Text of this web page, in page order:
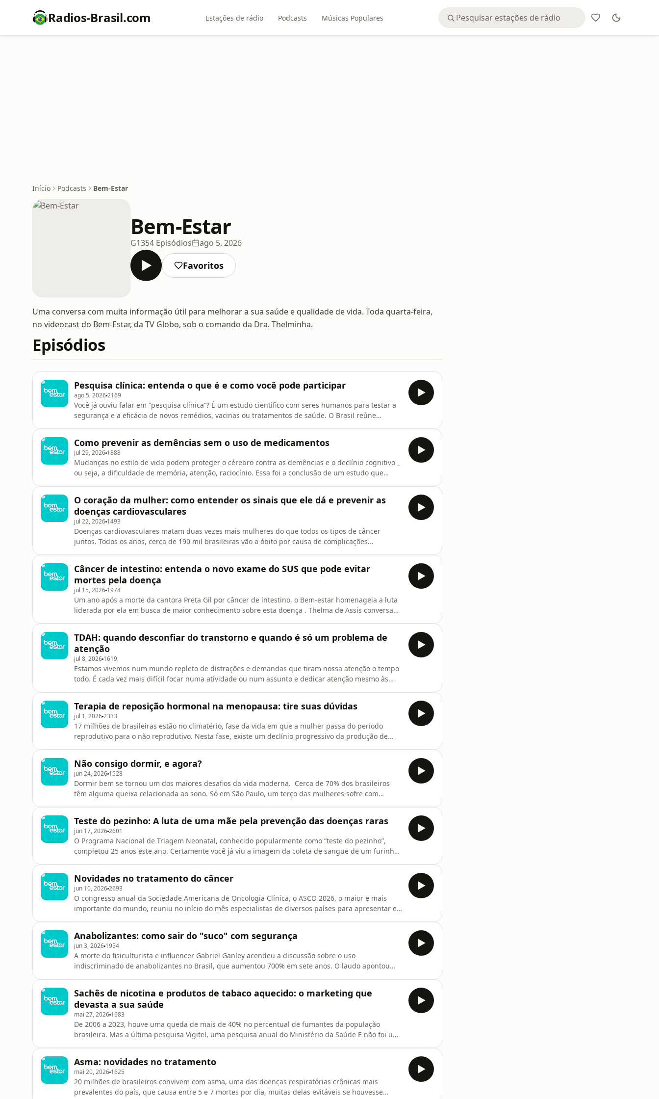
Radios-Brasil.com Estações de rádio Podcasts Músicas Populares
Início Podcasts Bem-Estar
Bem-Estar
G1354 Episódios ago 5, 2026
Favoritos
Uma conversa com muita informação útil para melhorar a sua saúde e qualidade de vida. Toda quarta-feira,
no videocast do Bem-Estar, da TV Globo, sob o comando da Dra. Thelminha.
Episódios
Pesquisa clínica: entenda o que é e como você pode participar
ago 5, 20262169
Você já ouviu falar em “pesquisa clínica”? É um estudo científico com seres humanos para testar a
segurança e a eficácia de novos remédios, vacinas ou tratamentos de saúde. O Brasil reúne
centros de excelência
Como prevenir as demências sem o uso de medicamentos
jul 29, 2026 1888
Mudanças no estilo de vida podem proteger o cérebro contra as demências e o declínio cognitivo _
ou seja, a dificuldade de memória, atenção, raciocínio. Essa foi a conclusão de um estudo que
saudáveis melhorou em 55% o
O coração da mulher: como entender os sinais que ele dá e prevenir as
doenças cardiovasculares
jul 22, 2026 1493
Doenças cardiovasculares matam duas vezes mais mulheres do que todos os tipos de câncer
juntos. Todos os anos, cerca de 190 mil brasileiras vão a óbito por causa de complicações
sintomas. E quando vão procurar atendime
Câncer de intestino: entenda o novo exame do SUS que pode evitar
mortes pela doença
jul 15, 2026 1978
Um ano após a morte da cantora Preta Gil por câncer de intestino, o Bem-estar homenageia a luta
liderada por ela em busca de maior conhecimento sobre esta doença . Thelma de Assis conversa
TDAH: quando desconfiar do transtorno e quando é só um problema de
atenção
jul 8, 2026 1619
Estamos vivemos num mundo repleto de distrações e demandas que tiram nossa atenção o tempo
todo. É cada vez mais difícil focar numa atividade ou num assunto e dedicar atenção mesmo às
e manter o foco se tor
Terapia de reposição hormonal na menopausa: tire suas dúvidas
jul 1, 20262333
17 milhões de brasileiras estão no climatério, fase da vida em que a mulher passa do período
reprodutivo para o não reprodutivo. Nesta fase, existe um declínio progressivo da produção de
notícia é que existe trat
Não consigo dormir, e agora?
jun 24, 2026 1528
Dormir bem se tornou um dos maiores desafios da vida moderna. Cerca de 70% dos brasileiros
têm alguma queixa relacionada ao sono. Só em São Paulo, um terço das mulheres sofre com
hiperestimulada e dependente d
Teste do pezinho: A luta de uma mãe pela prevenção das doenças raras
jun 17, 20262601
O Programa Nacional de Triagem Neonatal, conhecido popularmente como “teste do pezinho”,
completou 25 anos este ano. Certamente você já viu a imagem da coleta de sangue de um furinho
ser feita ainda na mat
Novidades no tratamento do câncer
jun 10, 20262693
O congresso anual da Sociedade Americana de Oncologia Clínica, o ASCO 2026, o maior e mais
importante do mundo, reuniu no início do mês especialistas de diversos países para apresentar e
sobrevida dos pacientes com c
Anabolizantes: como sair do "suco" com segurança
jun 3, 2026 1954
A morte do fisiculturista e influencer Gabriel Ganley acendeu a discussão sobre o uso
indiscriminado de anabolizantes no Brasil, que aumentou 700% em sete anos. O laudo apontou
que ele recebia as injeções ao vivo. Com
Sachês de nicotina e produtos de tabaco aquecido: o marketing que
devasta a sua saúde
mai 27, 2026 1683
De 2006 a 2023, houve uma queda de mais de 40% no percentual de fumantes da população
brasileira. Mas a última pesquisa Vigitel, uma pesquisa anual do Ministério da Saúde E não foi um
proteção para doenças crônic
Asma: novidades no tratamento
mai 20, 2026 1625
20 milhões de brasileiros convivem com asma, uma das doenças respiratórias crônicas mais
prevalentes do país, que causa entre 5 e 7 mortes por dia, muitas delas evitáveis se houvesse